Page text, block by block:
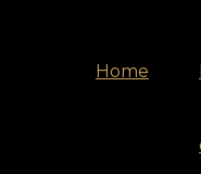
Home